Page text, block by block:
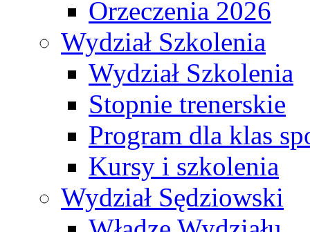
Orzeczenia 2026
Wydział Szkolenia
Wydział Szkolenia
Stopnie trenerskie
Program dla klas
Kursy i szkolenia
Wydział Sędziowski